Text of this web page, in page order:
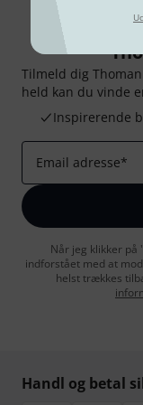
Tilmeld dig
held kan du vinde
Inspirerende
Email adresse*
Når jeg klikker
indforstået med at
helst trækkes
Handl og betal